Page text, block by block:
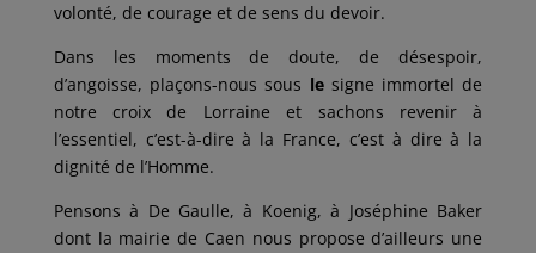
volonté, de courage et de sens du devoir.
Dans les moments de doute, de désespoir,
d’angoisse, plaçons-nous sous le signe immortel de
notre croix de Lorraine et sachons revenir à
l’essentiel, c’est-à-dire à la France, c’est à dire à la
dignité de l’Homme.
Pensons à De Gaulle, à Koenig, à Joséphine Baker
dont la mairie de Caen nous propose d’ailleurs une